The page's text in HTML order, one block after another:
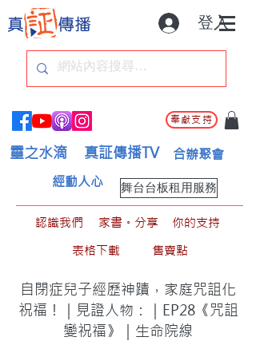
登入
奉獻支持
靈之水滴 真証傳播TV 合辦聚會
舞台台板租用服務
經動人心
認識我們 家書。分享
你的支持
表格下載
售賣點
自閉症兒子經歷神蹟，家庭咒詛化
祝福！｜見證人物：｜EP28《咒詛
變祝福》｜生命院線